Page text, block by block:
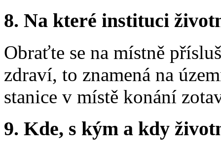
8. Na které instituci
Obraťte se na místně
zdraví, to znamená na
stanice v místě konání
9. Kde, s kým a kdy